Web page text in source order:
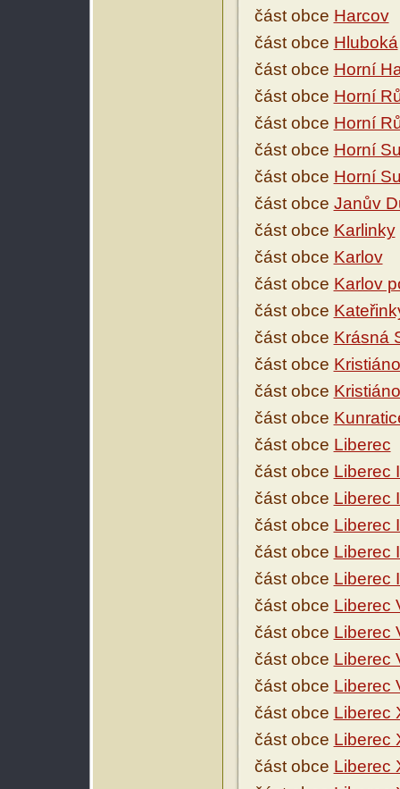
část obce Harcov
část obce Hluboká
část obce Horní
část obce Horní
část obce Horní
část obce Horní
část obce Horní
část obce Janův
část obce Karlinky
část obce Karlov
část obce Karlov
část obce
část obce Krásná
část obce
část obce
část obce
část obce Liberec
část obce Liberec
část obce Liberec
část obce Liberec
část obce Liberec
část obce Liberec
část obce Liberec
část obce Liberec
část obce Liberec
část obce Liberec
část obce Liberec
část obce Liberec
část obce Liberec